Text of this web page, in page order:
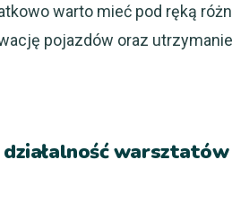
warto mieć pod ręką
pojazdów oraz
warsztatów